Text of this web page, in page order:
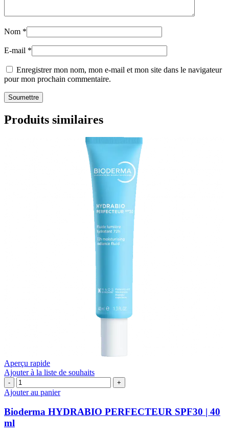
Nom *
E-mail *
Enregistrer mon nom, mon e-mail et mon site dans le navigateur
pour mon prochain commentaire.
Produits similaires
Aperçu rapide
Ajouter à la liste de souhaits
quantité
de
Bioderma
HYDRABIO
PERFECTEUR
Ajouter au panier
Bioderma HYDRABIO PERFECTEUR SPF30 | 40
ml